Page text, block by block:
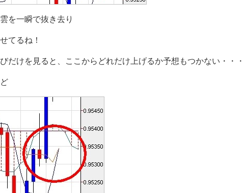
を一瞬で抜き去り
てるね！
だけを見ると、ここからどれだけ上げるか予想もつかない・・・